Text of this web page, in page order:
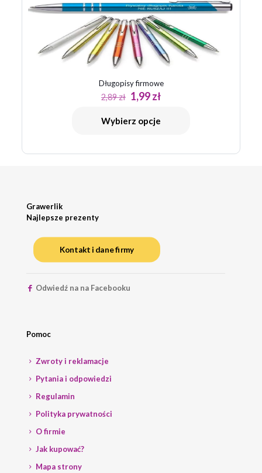
Długopisy firmowe
2,89zł Pierwotna
wynosiła:
2,89 zł.
1,99złAktualna
Wybierz opcje
Grawerlik
Najlepsze prezenty
Kontakt i dane firmy
Odwiedź na na Facebooku
Pomoc
Zwroty i reklamacje
Pytania i odpowiedzi
Regulamin
Polityka prywatności
O firmie
Jak kupować?
Mapa strony